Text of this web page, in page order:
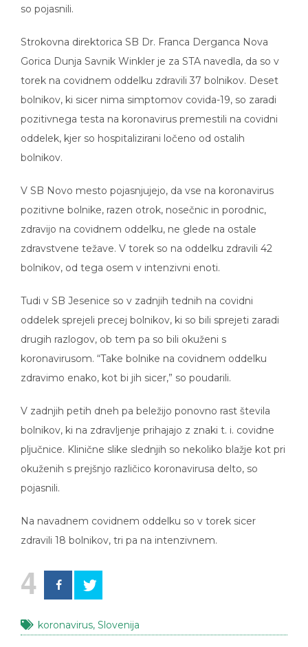
so pojasnili.
Strokovna direktorica SB Dr. Franca Derganca Nova
Gorica Dunja Savnik Winkler je za STA navedla, da so v
torek na covidnem oddelku zdravili 37 bolnikov. Deset
bolnikov, ki sicer nima simptomov covida-19, so zaradi
pozitivnega testa na koronavirus premestili na covidni
oddelek, kjer so hospitalizirani ločeno od ostalih
bolnikov.
V SB Novo mesto pojasnjujejo, da vse na koronavirus
pozitivne bolnike, razen otrok, nosečnic in porodnic,
zdravijo na covidnem oddelku, ne glede na ostale
zdravstvene težave. V torek so na oddelku zdravili 42
bolnikov, od tega osem v intenzivni enoti.
Tudi v SB Jesenice so v zadnjih tednih na covidni
oddelek sprejeli precej bolnikov, ki so bili sprejeti zaradi
drugih razlogov, ob tem pa so bili okuženi s
koronavirusom. “Take bolnike na covidnem oddelku
zdravimo enako, kot bi jih sicer,” so poudarili.
V zadnjih petih dneh pa beležijo ponovno rast števila
bolnikov, ki na zdravljenje prihajajo z znaki t. i. covidne
pljučnice. Klinične slike slednjih so nekoliko blažje kot pri
okuženih s prejšnjo različico koronavirusa delto, so
pojasnili.
Na navadnem covidnem oddelku so v torek sicer
zdravili 18 bolnikov, tri pa na intenzivnem.
4
koronavirus, Slovenija